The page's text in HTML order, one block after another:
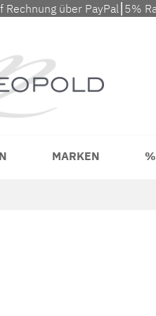
über PayPal⎮5%
MARKEN